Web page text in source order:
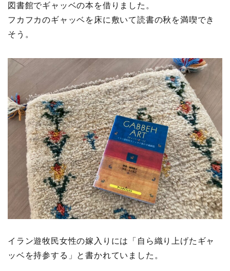
図書館でギャッベの本を借りました。
フカフカのギャッベを床に敷いて読書の秋を満喫でき
そう。
イラン遊牧民女性の嫁入りには「自ら織り上げたギャ
ッベを持参する」と書かれていました。